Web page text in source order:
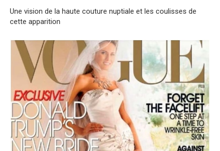
Une vision de la haute couture nuptiale et les coulisses de
cette apparition